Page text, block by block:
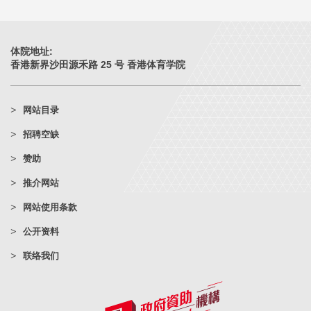
体院地址:
香港新界沙田源禾路 25 号 香港体育学院
网站目录
招聘空缺
赞助
推介网站
网站使用条款
公开资料
联络我们